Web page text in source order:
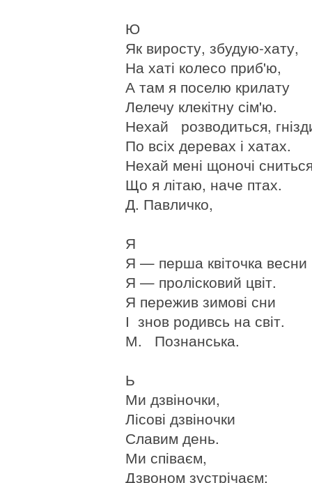
Ю
Як виросту, збудую-хату,
На хаті колесо приб'ю,
А там я поселю крилату
Лелечу клекітну сім'ю.
Нехай розводиться,
По всіх деревах і хатах.
Нехай мені щоночі
Що я літаю, наче птах.
Д. Павличко,
Я
Я — перша квіточка весни
Я — пролісковий цвіт.
Я пережив зимові сни
І знов родивсь на світ.
М. Познанська.
Ь
Ми дзвіночки,
Лісові дзвіночки
Славим день.
Ми співаєм,
Дзвоном зустрічаєм: